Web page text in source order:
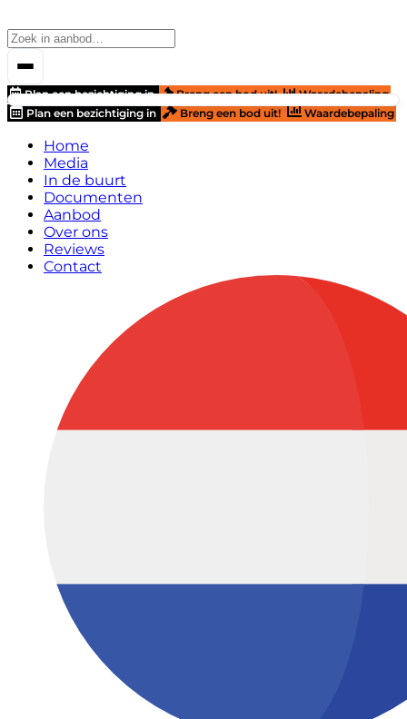
Plan een bezichtiging in Breng een bod uit!
Waardebepaling
Plan een bezichtiging in
Breng een bod uit! Waardebepaling
Home
Media
In de buurt
Documenten
Aanbod
Over ons
Reviews
Contact